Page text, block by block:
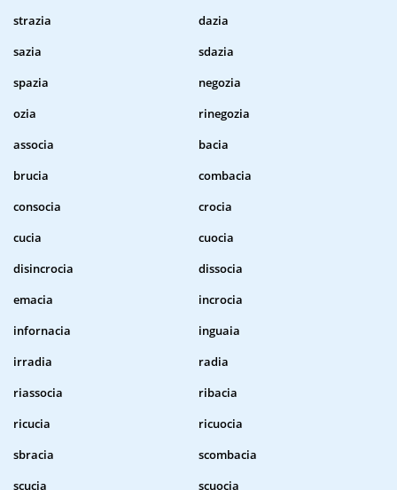
strazia
dazia
sazia
sdazia
spazia
negozia
ozia
rinegozia
associa
bacia
brucia
combacia
consocia
crocia
cucia
cuocia
disincrocia
dissocia
emacia
incrocia
infornacia
inguaia
irradia
radia
riassocia
ribacia
ricucia
ricuocia
sbracia
scombacia
scucia
scuocia